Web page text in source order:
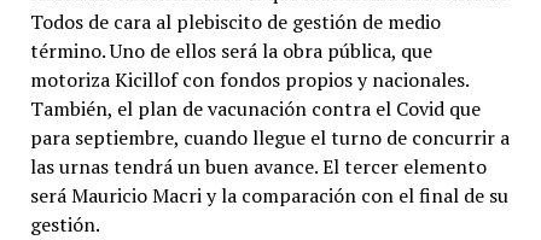
Todos de cara al plebiscito de gestión de medio
término. Uno de ellos será la obra pública, que
motoriza Kicillof con fondos propios y nacionales.
También, el plan de vacunación contra el Covid que
para septiembre, cuando llegue el turno de concurrir a
las urnas tendrá un buen avance. El tercer elemento
será Mauricio Macri y la comparación con el final de su
gestión.